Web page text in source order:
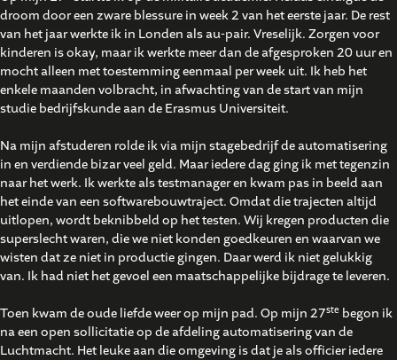
droom door een zware blessure in week 2 van het eerste jaar. De rest
van het jaar werkte ik in Londen als au-pair. Vreselijk. Zorgen voor
kinderen is okay, maar ik werkte meer dan de afgesproken 20 uur en
mocht alleen met toestemming eenmaal per week uit. Ik heb het
enkele maanden volbracht, in afwachting van de start van mijn
studie bedrijfskunde aan de Erasmus Universiteit.
Na mijn afstuderen rolde ik via mijn stagebedrijf de automatisering
in en verdiende bizar veel geld. Maar iedere dag ging ik met tegenzin
naar het werk. Ik werkte als testmanager en kwam pas in beeld aan
het einde van een softwarebouwtraject. Omdat die trajecten altijd
uitlopen, wordt beknibbeld op het testen. Wij kregen producten die
superslecht waren, die we niet konden goedkeuren en waarvan we
wisten dat ze niet in productie gingen. Daar werd ik niet gelukkig
van. Ik had niet het gevoel een maatschappelijke bijdrage te leveren.
Toen kwam de oude liefde weer op mijn pad. Op mijn 27ste begon ik
na een open sollicitatie op de afdeling automatisering van de
Luchtmacht. Het leuke aan die omgeving is dat je als officier iedere